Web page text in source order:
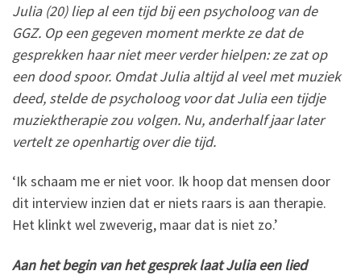
Julia (20) liep al een tijd bij een psycholoog van de
GGZ. Op een gegeven moment merkte ze dat de
gesprekken haar niet meer verder hielpen: ze zat op
een dood spoor. Omdat Julia altijd al veel met muziek
deed, stelde de psycholoog voor dat Julia een tijdje
muziektherapie zou volgen. Nu, anderhalf jaar later
vertelt ze openhartig over die tijd.
‘Ik schaam me er niet voor. Ik hoop dat mensen door
dit interview inzien dat er niets raars is aan therapie.
Het klinkt wel zweverig, maar dat is niet zo.’
Aan het begin van het gesprek laat Julia een lied